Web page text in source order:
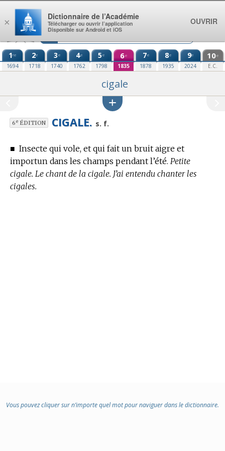
Aller au contenu
1re
1694
2e
1718
3e
1740
4e
1762
5e
1798
6e
1835
7e
1878
8e
1935
9e
2024
10e
E.C.
cigale
6eÉDITION CIGALE. s. f.
■ Insecte qui vole, et qui fait un bruit aigre et
importun dans les champs pendant l’été. Petite
cigale. Le chant de la cigale. J’ai entendu chanter les
cigales.
Vous pouvez cliquer sur n’importe quel mot pour naviguer dans le dictionnaire.
×
Dictionnaire de l’Académie
Télécharger ou ouvrir l’application
Disponible sur Android et iOS
OUVRIR